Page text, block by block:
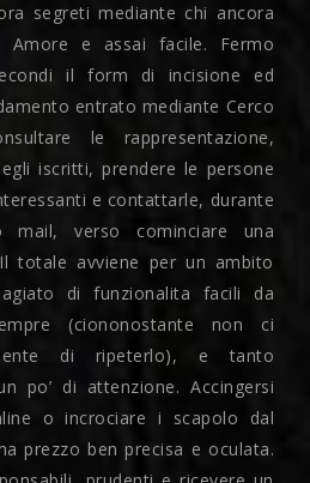
segreti mediante chi ancora
Amore e assai facile. Fermo
il form di incisione ed
entrato mediante Cerco
le rappresentazione,
iscritti, prendere le persone
e contattarle, durante
mail, verso cominciare una
totale avviene per un ambito
di funzionalita facili da
(ciononostante non ci
di ripeterlo), e tanto
po’ di attenzione. Accingersi
o incrociare i scapolo dal
prezzo ben precisa e oculata.